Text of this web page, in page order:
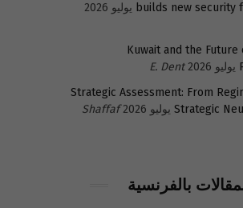
builds new security
Kuwait and the Future
E. Dent
Strategic Assessment: From
Strategic
Shaffaf
بالفرنسية